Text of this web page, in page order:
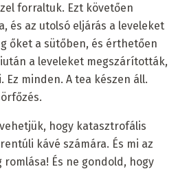
forraltuk. Ezt követően
és az utolsó eljárás a leveleket
őket a sütőben, és érthetően
a leveleket megszárították,
minden. A tea készen áll.
hogy katasztrofális
kávé számára. És mi az
romlása! És ne gondold, hogy